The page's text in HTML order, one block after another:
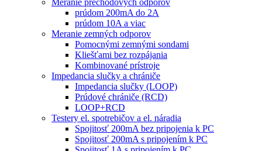
prúdom 200mA do 2A
prúdom 10A a viac
Meranie zemných odporov
Pomocnými zemnými sondami
Kliešťami bez rozpájania
Kombinované prístroje
Impedancia slučky a chrániče
Impedancia slučky (LOOP)
Prúdové chrániče (RCD)
LOOP+RCD
Testery el. spotrebičov a el. náradia
Spojitosť 200mA bez pripojenia k PC
Spojitosť 200mA s pripojením k PC